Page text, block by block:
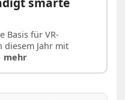
Basis für VR-
diesem Jahr mit
mehr